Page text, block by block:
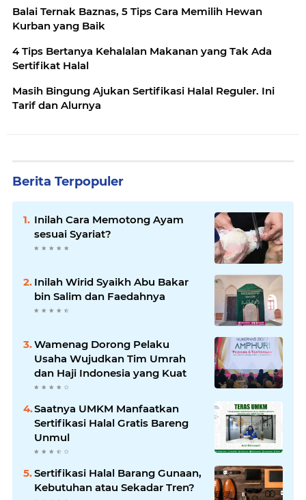
Balai Ternak Baznas, 5 Tips Cara Memilih Hewan
Kurban yang Baik
4 Tips Bertanya Kehalalan Makanan yang Tak Ada
Sertifikat Halal
Masih Bingung Ajukan Sertifikasi Halal Reguler. Ini
Tarif dan Alurnya
Berita Terpopuler
Inilah Cara Memotong Ayam
sesuai Syariat?
Inilah Wirid Syaikh Abu Bakar
bin Salim dan Faedahnya
Wamenag Dorong Pelaku
Usaha Wujudkan Tim Umrah
dan Haji Indonesia yang Kuat
Saatnya UMKM Manfaatkan
Sertifikasi Halal Gratis Bareng
Unmul
Sertifikasi Halal Barang Gunaan,
Kebutuhan atau Sekadar Tren?